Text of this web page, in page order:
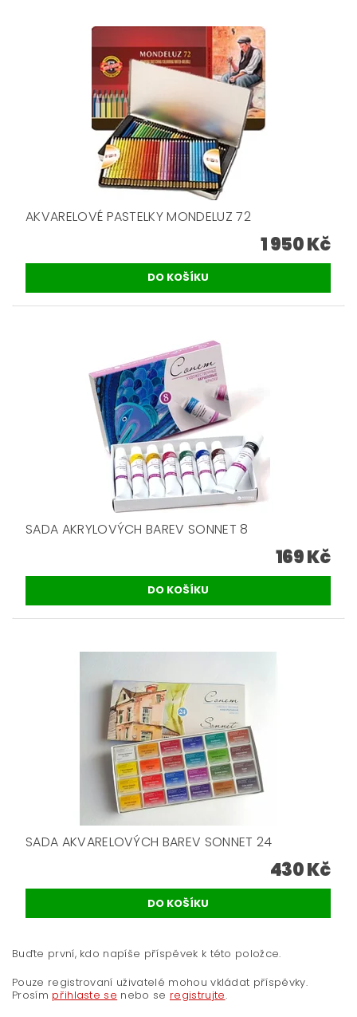
AKVARELOVÉ PASTELKY MONDELUZ 72
1 950 Kč
SADA AKRYLOVÝCH BAREV SONNET 8
169 Kč
SADA AKVARELOVÝCH BAREV SONNET 24
430 Kč
Buďte první, kdo napíše příspěvek k této položce.
Pouze registrovaní uživatelé mohou vkládat příspěvky.
Prosím přihlaste se nebo se registrujte.